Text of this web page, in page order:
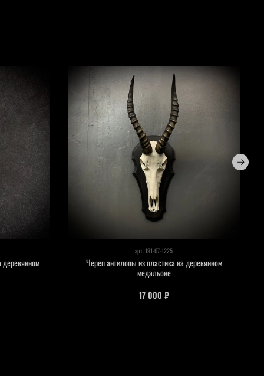
деревянном
арт.191-07-1225
Череп антилопы из пластика на деревянном
медальоне
17 000 ₽